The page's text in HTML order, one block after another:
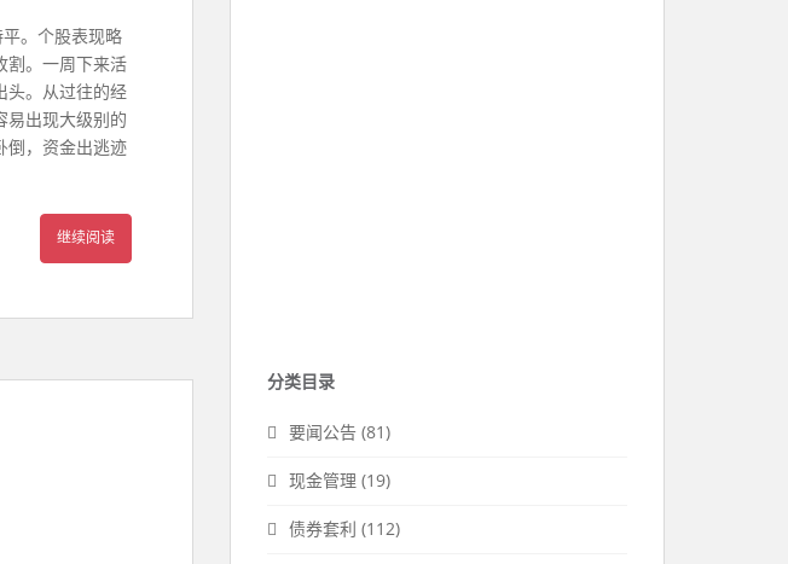
。个股表现略
割。一周下来活
头。从过往的经
易出现大级别的
倒，资金出逃迹
继续阅读
分类目录
要闻公告 (81)
现金管理 (19)
债券套利 (112)